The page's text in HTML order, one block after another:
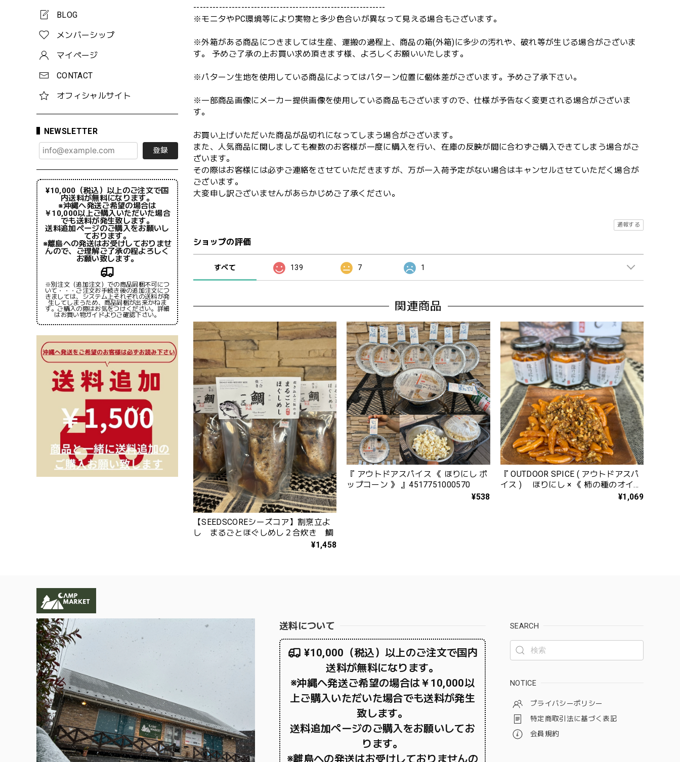
BLOG
メンバーシップ
マイページ
CONTACT
オフィシャルサイト
NEWSLETTER
登録
¥10,000（税込）以上のご注文で国
内送料が無料になります。
※沖縄へ発送ご希望の場合は
￥10,000以上ご購入いただいた場合
でも送料が発生致します。
送料追加ページのご購入をお願いし
ております。
※離島への発送はお受けしておりませ
んので、ご理解ご了承の程よろしく
お願い致します。
※別注文（追加注文）での商品同梱不可につ
いて・・・ご注文お手続き後の追加注文につ
きましては、システム上それぞれの送料が発
生してしまうため、商品同梱が出来かねま
す。ご購入の際はお気をつけください。詳細
はお買い物ガイドよりご確認下さい。
------------------------------------------------------------
※モニタやPC環境等により実物と多少色合いが異なって見える場合もございます。
※外箱がある商品につきましては生産、運搬の過程上、商品の箱(外箱)に多少の汚れや、破れ等が生じる場合がございま
す。 予めご了承の上お買い求め頂きます様、よろしくお願いいたします。
※パターン生地を使用している商品によってはパターン位置に個体差がございます。予めご了承下さい。
※一部商品画像にメーカー提供画像を使用している商品もございますので、仕様が予告なく変更される場合がございま
す。
お買い上げいただいた商品が品切れになってしまう場合がございます。
また、人気商品に関しましても複数のお客様が一度に購入を行い、在庫の反映が間に合わずご購入できてしまう場合がご
ざいます。
その際はお客様には必ずご連絡をさせていただきますが、万が一入荷予定がない場合はキャンセルさせていただく場合が
ございます。
大変申し訳ございませんがあらかじめご了承ください。
通報する
ショップの評価
すべて 139 7 1
関連商品
【SEEDSCOREシーズコア】割烹立よ
し まるごとほぐしめし２合炊き 鯛
¥1,458
『 アウトドアスパイス 《 ほりにし ポ
ップコーン 》 』4517751000570
¥538
『 OUTDOOR SPICE ( アウトドアスパ
イス ) ほりにし × 《 柿の種のオイル
¥1,069
送料について
¥10,000（税込）以上のご注文で国内
送料が無料になります。
※沖縄へ発送ご希望の場合は￥10,000以
上ご購入いただいた場合でも送料が発生
致します。
送料追加ページのご購入をお願いしてお
ります。
※離島への発送はお受けしておりませんの
SEARCH
NOTICE
プライバシーポリシー
特定商取引法に基づく表記
会員規約